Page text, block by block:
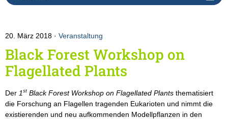
20. März 2018 Veranstaltung
Black Forest Workshop on
Flagellated Plants
Der 1st Black Forest Workshop on Flagellated Plants thematisiert
die Forschung an Flagellen tragenden Eukarioten und nimmt die
existierenden und neu aufkommenden Modellpflanzen in den